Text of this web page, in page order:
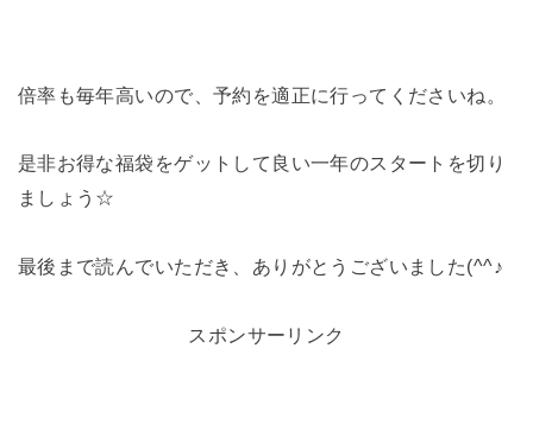
倍率も毎年高いので、予約を適正に行ってくださいね。
是非お得な福袋をゲットして良い一年のスタートを切り
ましょう☆
最後まで読んでいただき、ありがとうございました(^^♪
スポンサーリンク